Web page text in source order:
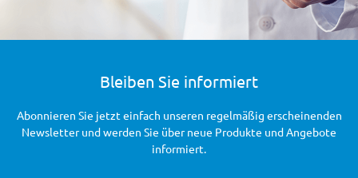
Bleiben Sie informiert
Abonnieren Sie jetzt einfach unseren regelmäßig erscheinenden
Newsletter und werden Sie über neue Produkte und Angebote
informiert.